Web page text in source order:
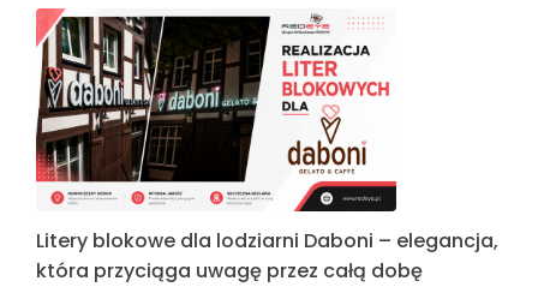
Litery blokowe dla lodziarni Daboni – elegancja,
która przyciąga uwagę przez całą dobę